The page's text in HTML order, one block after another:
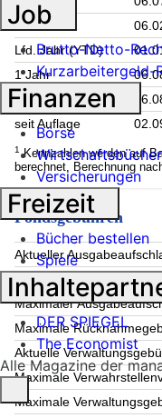
6 Monate
Lfd. Jahr (YTD)
1 Jahr
3 Jahre
seit Auflage
1 Kennzahlen werden auf
berechnet. Berechnung
Fondsgebühren
Aktueller
Aktuelle
Maximaler
Maximale
Aktuelle
Maximale
Maximale
Job
Brutto-Netto-
Kurzarbeitergeld-
Finanzen
Börse
Wirtschaftsbücher
Versicherungen
Freizeit
Bücher bestellen
Spiele
DER SPIEGEL
The Economist
Alle Magazine der